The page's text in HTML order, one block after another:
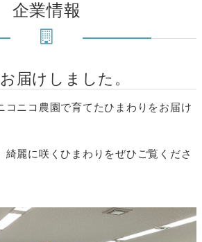
企業情報
届けしました。
コニコ農園で育てたひまわりをお届け
綺麗に咲くひまわりをぜひご覧くださ